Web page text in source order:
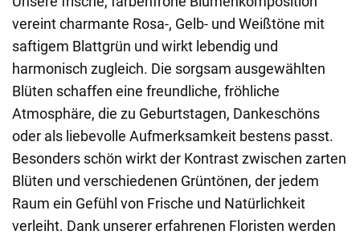
vereint charmante Rosa-, Gelb- und Weißtöne mit
saftigem Blattgrün und wirkt lebendig und
harmonisch zugleich. Die sorgsam ausgewählten
Blüten schaffen eine freundliche, fröhliche
Atmosphäre, die zu Geburtstagen, Dankeschöns
oder als liebevolle Aufmerksamkeit bestens passt.
Besonders schön wirkt der Kontrast zwischen zarten
Blüten und verschiedenen Grüntönen, der jedem
Raum ein Gefühl von Frische und Natürlichkeit
verleiht. Dank unserer erfahrenen Floristen werden